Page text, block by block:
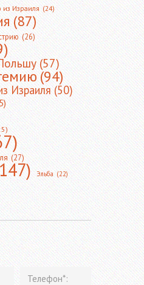
Израиля (24)
(87)
(26)
(57)
(94)
Израиля (50)
(27)
Эльба (22)